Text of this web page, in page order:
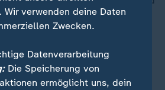
Unterschied zum tatsächlichen
Kosten für die Verwahrung
Bankschließfach. Immerhin,
sind mögliche Gewinne
Wir verwenden deine Daten
Zwecken.
Datenverarbeitung
Die Speicherung von
ermöglicht uns, dein